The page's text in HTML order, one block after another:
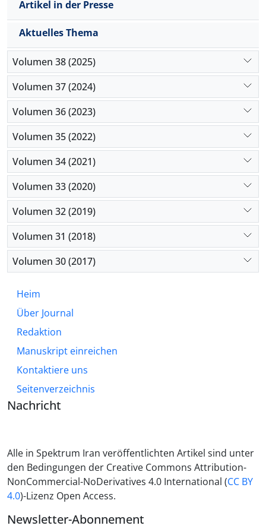
Artikel in der Presse
Aktuelles Thema
Volumen 38 (2025)
Volumen 37 (2024)
Volumen 36 (2023)
Volumen 35 (2022)
Volumen 34 (2021)
Volumen 33 (2020)
Volumen 32 (2019)
Volumen 31 (2018)
Volumen 30 (2017)
Heim
Über Journal
Redaktion
Manuskript einreichen
Kontaktiere uns
Seitenverzeichnis
Nachricht
Alle in Spektrum Iran veröffentlichten Artikel sind unter
den Bedingungen der Creative Commons Attribution-
NonCommercial-NoDerivatives 4.0 International (CC BY
4.0)-Lizenz Open Access.
Newsletter-Abonnement